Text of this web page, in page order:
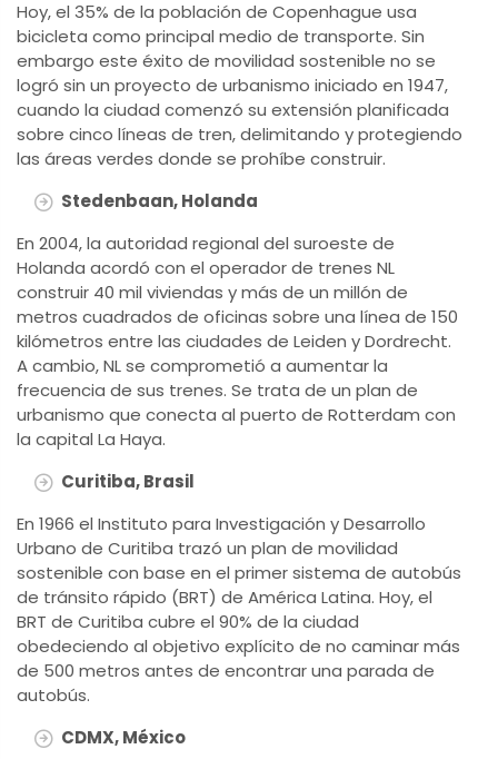
Hoy, el 35% de la población de Copenhague usa
bicicleta como principal medio de transporte. Sin
embargo este éxito de movilidad sostenible no se
logró sin un proyecto de urbanismo iniciado en 1947,
cuando la ciudad comenzó su extensión planificada
sobre cinco líneas de tren, delimitando y protegiendo
las áreas verdes donde se prohíbe construir.
Stedenbaan, Holanda
En 2004, la autoridad regional del suroeste de
Holanda acordó con el operador de trenes NL
construir 40 mil viviendas y más de un millón de
metros cuadrados de oficinas sobre una línea de 150
kilómetros entre las ciudades de Leiden y Dordrecht.
A cambio, NL se comprometió a aumentar la
frecuencia de sus trenes. Se trata de un plan de
urbanismo que conecta al puerto de Rotterdam con
la capital La Haya.
Curitiba, Brasil
En 1966 el Instituto para Investigación y Desarrollo
Urbano de Curitiba trazó un plan de movilidad
sostenible con base en el primer sistema de autobús
de tránsito rápido (BRT) de América Latina. Hoy, el
BRT de Curitiba cubre el 90% de la ciudad
obedeciendo al objetivo explícito de no caminar más
de 500 metros antes de encontrar una parada de
autobús.
CDMX, México